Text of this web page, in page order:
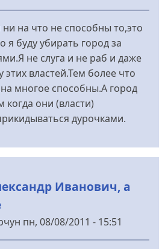
ни на что не способны то,это
я буду убирать город за
не слуга и не раб и даже
этих властей.Тем более что
многое способны.А город
когда они (власти)
дурочками.
Иванович, а
пн, 08/08/2011 - 15:51